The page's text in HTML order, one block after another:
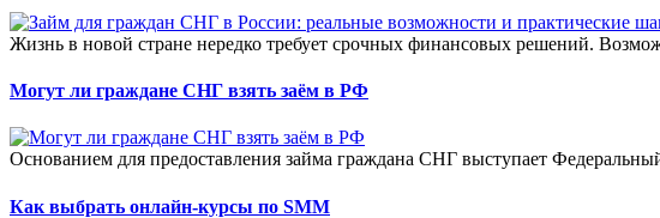
Жизнь в новой стране нередко требует срочных финансовых решений.
Могут ли граждане СНГ взять заём в РФ
Основанием для предоставления займа граждана СНГ выступает
Как выбрать онлайн-курсы по SMM